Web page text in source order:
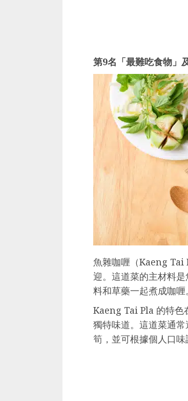
第9名「最難吃食物
魚雜咖喱（Kaeng Tai
迎。這道菜的主材料
料和草藥一起煮成咖喱。
Kaeng Tai Pla 的特色
獨特味道。這道菜通
筍，並可根據個人口味